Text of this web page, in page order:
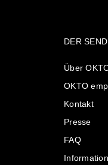
DER
Über
OKTO
Kontakt
Presse
FAQ